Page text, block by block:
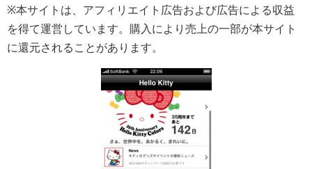
※本サイトは、アフィリエイト広告および広告による収益
を得て運営しています。購入により売上の一部が本サイト
に還元されることがあります。